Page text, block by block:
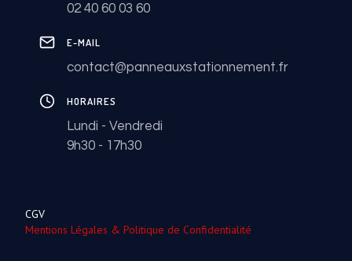
02 40 60 03 60
E-MAIL
contact@panneauxstationnement.fr
HORAIRES
Lundi - Vendredi
9h30 - 17h30
CGV
Mentions Légales & Politique de Confidentialité